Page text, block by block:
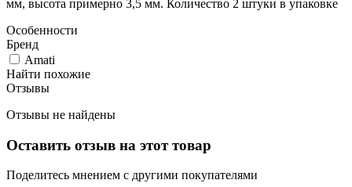
мм, высота примерно 3,5 мм. Количество 2 штуки в упаковке
Особенности
Бренд
Amati
Найти похожие
Отзывы
Отзывы не найдены
Оставить отзыв на этот товар
Поделитесь мнением с другими покупателями